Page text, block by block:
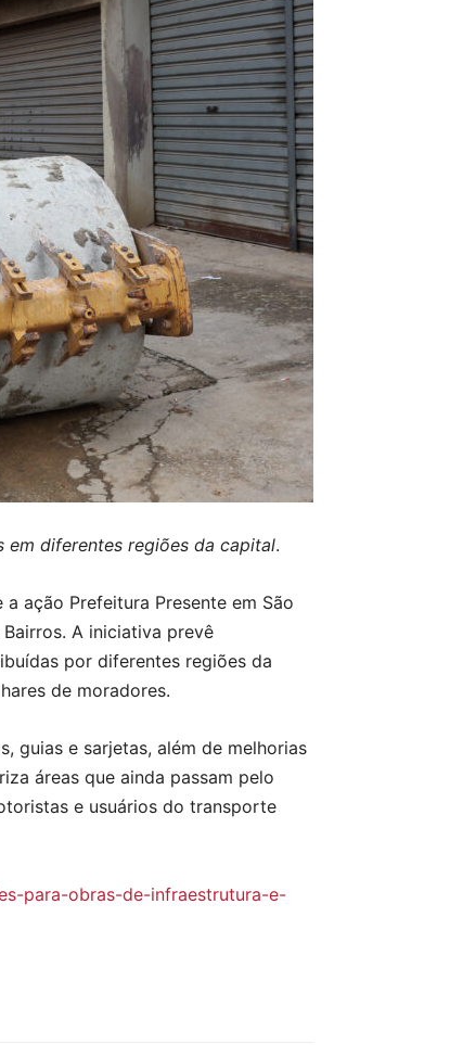
em diferentes regiões da capital.
ação Prefeitura Presente em São
A iniciativa prevê
por diferentes regiões da
de moradores.
guias e sarjetas, além de melhorias
áreas que ainda passam pelo
e usuários do transporte
para-obras-de-infraestrutura-e-